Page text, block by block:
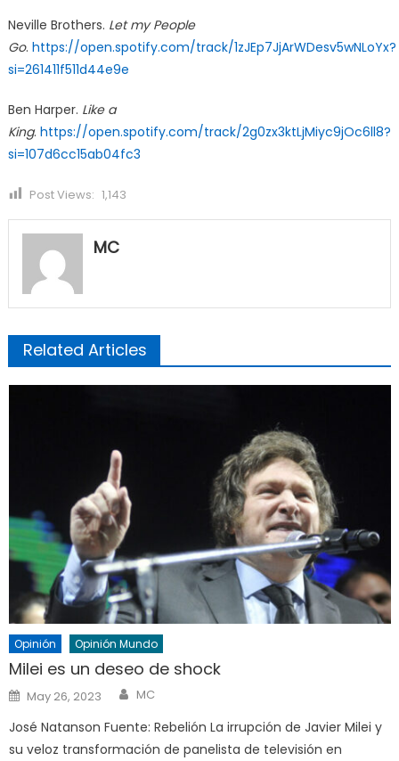
Neville Brothers. Let my People
Go. https://open.spotify.com/track/1zJEp7JjArWDesv5wNLoYx?
si=261411f511d44e9e
Ben Harper. Like a
King. https://open.spotify.com/track/2g0zx3ktLjMiyc9jOc6ll8?
si=107d6cc15ab04fc3
Post Views: 1,143
MC
Related Articles
Opinión Opinión Mundo
Milei es un deseo de shock
Posted
on
May 26, 2023 Author
MC
José Natanson Fuente: Rebelión La irrupción de Javier Milei y
su veloz transformación de panelista de televisión en